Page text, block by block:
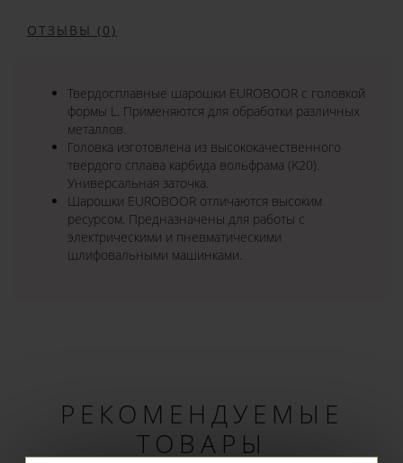
ОТЗЫВЫ (0)
Твердосплавные шарошки EUROBOOR с головкой
формы L. Применяются для обработки различных
металлов.
Головка изготовлена из высококачественного
твердого сплава карбида вольфрама (K20).
Универсальная заточка.
Шарошки EUROBOOR отличаются высоким
ресурсом. Предназначены для работы с
электрическими и пневматическими
шлифовальными машинками.
РЕКОМЕНДУЕМЫЕ
ТОВАРЫ